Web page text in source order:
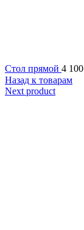
Стол прямой 4 100
Назад к товарам
Next product